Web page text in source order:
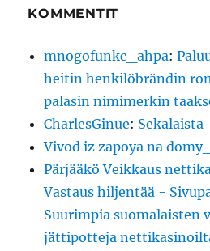
KOMMENTIT
mnogofunkc_ahpa:
heitin henkilöbrändin
palasin nimimerkin
CharlesGinue: Sekalaista
Vivod iz zapoya na
Pärjääkö Veikkaus
Vastaus hiljentää -
Suurimpia suomalaisten
jättipotteja